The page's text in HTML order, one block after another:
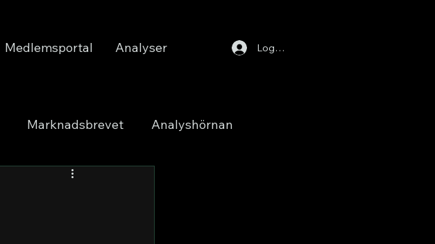
Medlemsportal Analyser Logga in
Marknadsbrevet Analyshörnan